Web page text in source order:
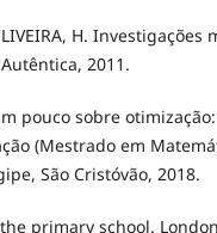
H.
2011.
pouco sobre
(Mestrado em
São Cristóvão, 2018.
primary school.